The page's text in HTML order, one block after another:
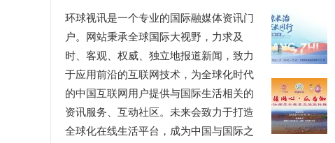
环球视讯是一个专业的国际融媒体资讯门
户。网站秉承全球国际大视野，力求及
时、客观、权威、独立地报道新闻，致力
于应用前沿的互联网技术，为全球化时代
的中国互联网用户提供与国际生活相关的
资讯服务、互动社区。未来会致力于打造
全球化在线生活平台，成为中国与国际之